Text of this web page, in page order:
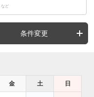
など
条件変更
金 土 日